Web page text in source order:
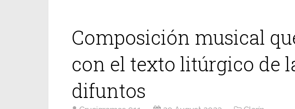
Composición musical
con el texto litúrgico de
difuntos